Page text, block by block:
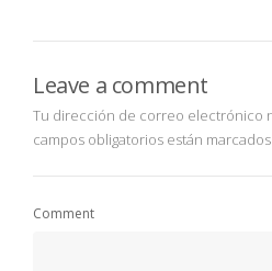
Leave a comment
Tu dirección de correo electrónico
campos obligatorios están
Comment